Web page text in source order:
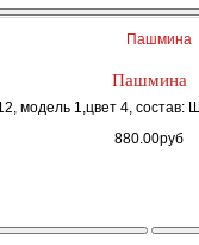
Пашмина
модель 1,цвет 4, состав:
880.00руб